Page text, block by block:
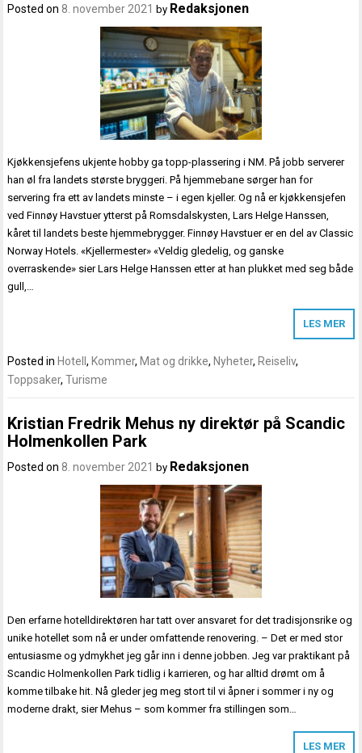
Posted on 8. november 2021 by Redaksjonen
Kjøkkensjefens ukjente hobby ga topp-plassering i NM. På jobb serverer
han øl fra landets største bryggeri. På hjemmebane sørger han for
servering fra ett av landets minste – i egen kjeller. Og nå er kjøkkensjefen
ved Finnøy Havstuer ytterst på Romsdalskysten, Lars Helge Hanssen,
kåret til landets beste hjemmebrygger. Finnøy Havstuer er en del av Classic
Norway Hotels. «Kjellermester» «Veldig gledelig, og ganske
overraskende» sier Lars Helge Hanssen etter at han plukket med seg både
gull,…
LES MER
Posted in Hotell, Kommer, Mat og drikke, Nyheter, Reiseliv,
Toppsaker,Turisme
Kristian Fredrik Mehus ny direktør på Scandic
Holmenkollen Park
Posted on 8. november 2021 by Redaksjonen
Den erfarne hotelldirektøren har tatt over ansvaret for det tradisjonsrike og
unike hotellet som nå er under omfattende renovering. – Det er med stor
entusiasme og ydmykhet jeg går inn i denne jobben. Jeg var praktikant på
Scandic Holmenkollen Park tidlig i karrieren, og har alltid drømt om å
komme tilbake hit. Nå gleder jeg meg stort til vi åpner i sommer i ny og
moderne drakt, sier Mehus – som kommer fra stillingen som…
LES MER